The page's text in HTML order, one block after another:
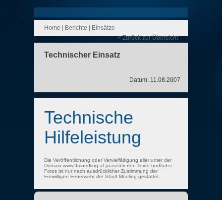
Home Berichte
Einsätze
< Zurück zur Übersicht
Technischer Einsatz
Datum: 11.08.2007
Technische
Hilfeleistung
Die Veröffentlichung oder Vervielfältigung aller unter der
Domain www.ffmoedling.at präsentierten Texte und/oder
Fotos ist nur nach ausdrücklicher Zustimmung der
Freiwilligen Feuerwehr der Stadt Mödling gestattet.